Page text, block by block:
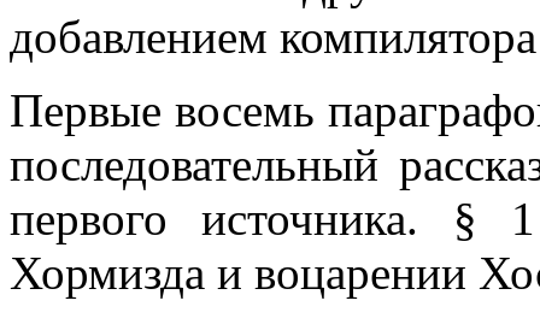
добавлением
Первые восемь
последовательный
первого источника. §
Хормизда и воцарении